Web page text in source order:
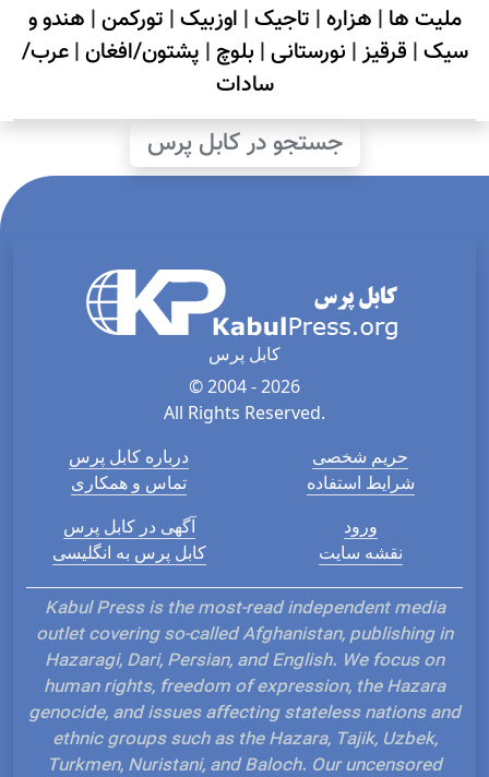
ملیت ها | هزاره| تاجیک| اوزبیک| تورکمن| هندو و
سیک| قرقیز| نورستانی| بلوچ | پشتون/افغان|عرب/
سادات
جستجو در کابل پرس
کابل پرس
© 2004 - 2026
All Rights Reserved.
درباره کابل پرس
تماس و همکاری
حریم شخصی
شرایط استفاده
آگهی در کابل پرس
کابل پرس به انگلیسی
ورود
نقشه سایت
Kabul Press is the most-read independent media
outlet covering so-called Afghanistan, publishing in
Hazaragi, Dari, Persian, and English. We focus on
human rights, freedom of expression, the Hazara
genocide, and issues affecting stateless nations and
ethnic groups such as the Hazara, Tajik, Uzbek,
Turkmen, Nuristani, and Baloch. Our uncensored